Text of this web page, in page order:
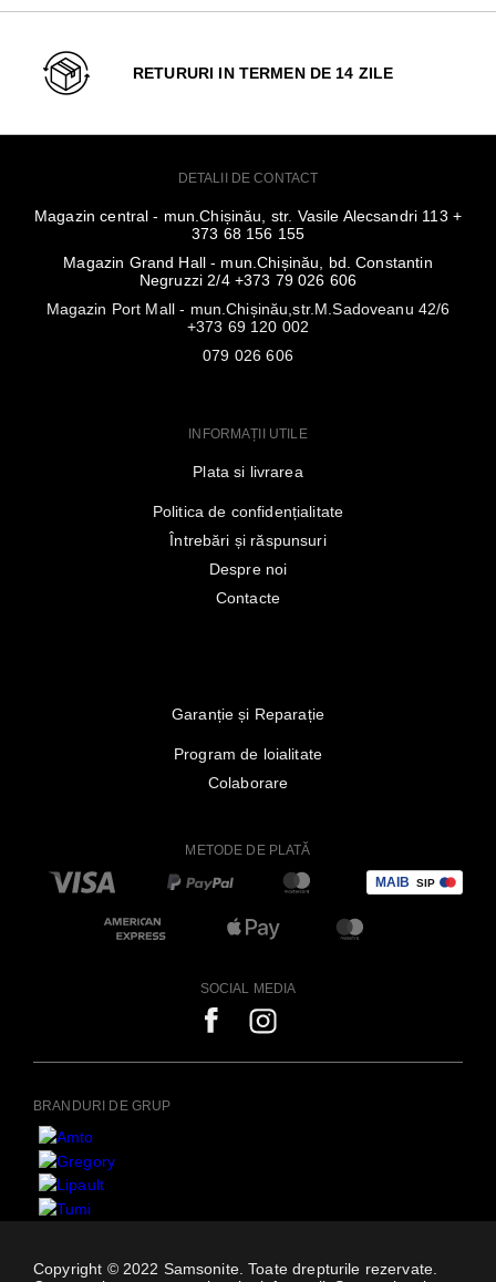
RETURURI IN TERMEN DE 14 ZILE
DETALII DE CONTACT
Magazin central - mun.Chișinău, str. Vasile Alecsandri 113 +
373 68 156 155
Magazin Grand Hall - mun.Chișinău, bd. Constantin
Negruzzi 2/4 +373 79 026 606
Magazin Port Mall - mun.Chișinău,str.M.Sadoveanu 42/6
+373 69 120 002
079 026 606
INFORMAȚII UTILE
Plata si livrarea
Politica de confidențialitate
Întrebări și răspunsuri
Despre noi
Contacte
Garanție și Reparație
Program de loialitate
Colaborare
METODE DE PLATĂ
SOCIAL MEDIA
BRANDURI DE GRUP
Copyright © 2022 Samsonite. Toate drepturile rezervate.